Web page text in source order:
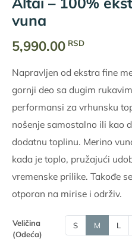
vuna
5,990.00RSD
Napravljen od ekstra fine
gornji deo sa dugim
performansi za vrhunsku
nošenje samostalno ili kao
dodatnu toplinu. Merino
kada je toplo, pružajući
vremenske prilike. Takođe
otporan na mirise i održiv.
Veličina
(Odeća)
S M L